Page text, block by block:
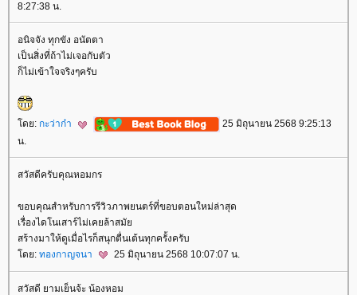
8:27:38 น.
อนิจจัง ทุกขัง อนัตตา
เป็นสิ่งที่ถ้าไม่เจอกับตัว
ก็ไม่เข้าใจจริงๆครับ
ดย: กะว่าก๋า
25 มิถุนายน 2568 9:25:13
น.
สวัสดีครับคุณหอมกร
ขอบคุณสำหรับการรีวิวภาพยนตร์ที่ขอบตอนใหม่ล่าสุด
เรื่องไดโนเสาร์ไม่เคยล้าสมั
สร้างมาให้ดูเมื่อไรก็สนุกตื่นเต้นทุกครั้งครับ
ดย: ทองกาญจนา 25 มิถุนายน 2568 10:07:07 น.
สวัสดี ยามเย็นจ้ะ น้องหอม